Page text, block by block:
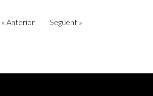
« Anterior Següent »